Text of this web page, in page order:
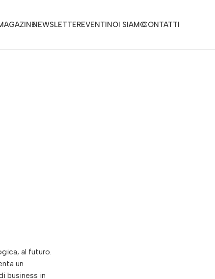
NEWSLETTEREVENTINOI SIAMOCONTATTI
al futuro.
un
business in